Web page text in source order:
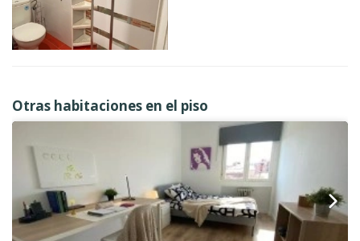
Otras habitaciones en el piso